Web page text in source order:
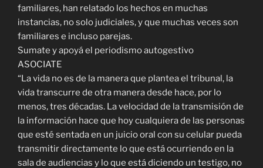
familiares, han relatado los hechos en muchas
instancias, no solo judiciales, y que muchas veces son
familiares e incluso parejas.
Sumate y apoyá el periodismo autogestivo
ASOCIATE
“La vida no es de la manera que plantea el tribunal, la
vida transcurre de otra manera desde hace, por lo
menos, tres décadas. La velocidad de la transmisión de
la información hace que hoy cualquiera de las personas
que esté sentada en un juicio oral con su celular pueda
transmitir directamente lo que está ocurriendo en la
sala de audiencias y lo que está diciendo un testigo, no